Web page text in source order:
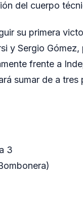
del cuerpo
su primera
y Sergio Gómez,
frente a
sumar de a
3